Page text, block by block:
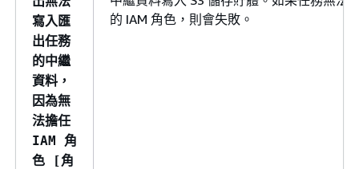
寫入匯
出任務
的中繼
資料，
因為無
法擔任
IAM 角
色 [角
的 IAM 角色，則會失敗。